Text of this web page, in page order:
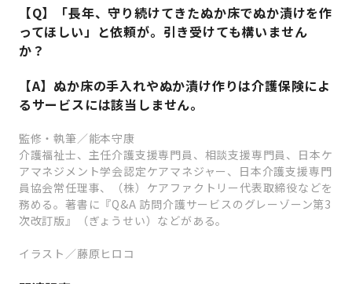
【Q】「長年、守り続けてきたぬか床でぬか漬けを作
ってほしい」と依頼が。引き受けても構いません
か？
【A】ぬか床の手入れやぬか漬け作りは介護保険によ
るサービスには該当しません。
監修・執筆／能本守康
介護福祉士、主任介護支援専門員、相談支援専門員、日本ケ
アマネジメント学会認定ケアマネジャー、日本介護支援専門
員協会常任理事、（株）ケアファクトリー代表取締役などを
務める。著書に『Q&A 訪問介護サービスのグレーゾーン第3
次改訂版』（ぎょうせい）などがある。
イラスト／藤原ヒロコ